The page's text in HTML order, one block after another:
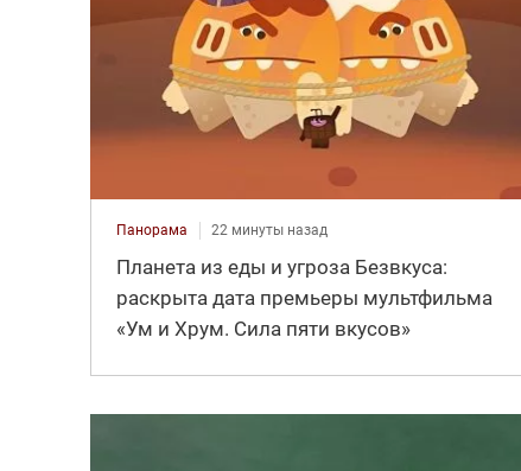
Панорама 22 минуты назад
Планета из еды и угроза Безвкуса:
раскрыта дата премьеры мультфильма
«Ум и Хрум. Сила пяти вкусов»